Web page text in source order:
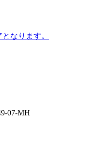
なります。
07-MH